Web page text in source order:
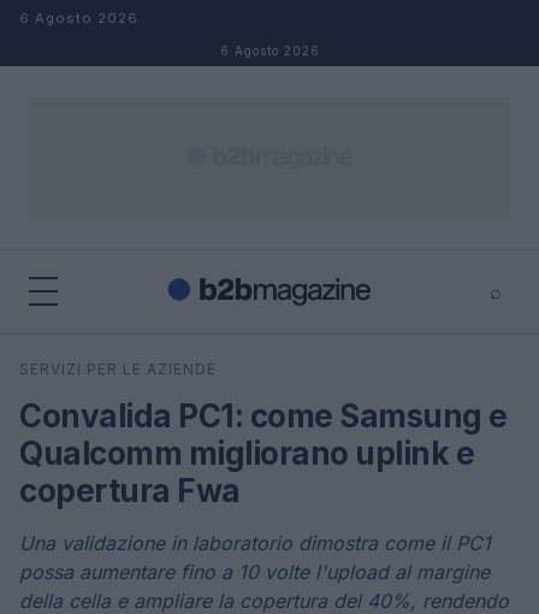
Salta al contenuto
6 Agosto 2026
6 Agosto 2026
⌕
Cerca
SERVIZI PER LE AZIENDE
Convalida PC1: come Samsung e
Qualcomm migliorano uplink e
copertura Fwa
Una validazione in laboratorio dimostra come il PC1
possa aumentare fino a 10 volte l'upload al margine
della cella e ampliare la copertura del 40%, rendendo